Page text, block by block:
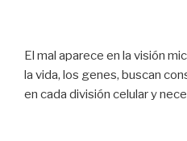
El mal aparece en la visión
la vida, los genes, buscan
en cada división celular y